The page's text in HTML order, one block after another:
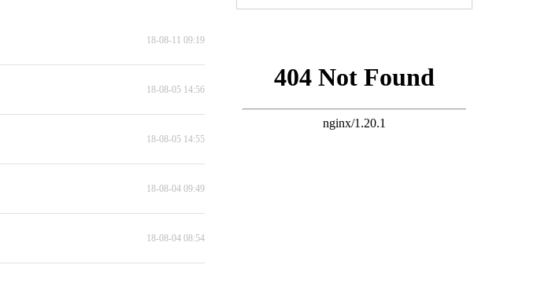
18-08-11 09:19
18-08-05 14:56
18-08-05 14:55
18-08-04 09:49
18-08-04 08:54